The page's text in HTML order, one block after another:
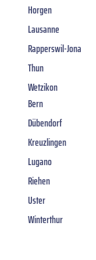
Horgen
Lausanne
Rapperswil-Jona
Thun
Wetzikon
Bern
Dübendorf
Kreuzlingen
Lugano
Riehen
Uster
Winterthur